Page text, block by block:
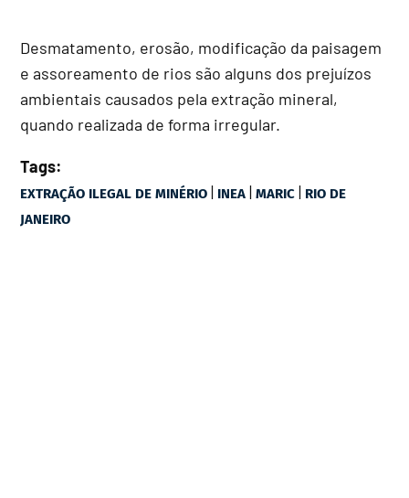
Desmatamento, erosão, modificação da paisagem
e assoreamento de rios são alguns dos prejuízos
ambientais causados pela extração mineral,
quando realizada de forma irregular.
Tags:
EXTRAÇÃO ILEGAL DE MINÉRIO | INEA |MARIC | RIO DE
JANEIRO